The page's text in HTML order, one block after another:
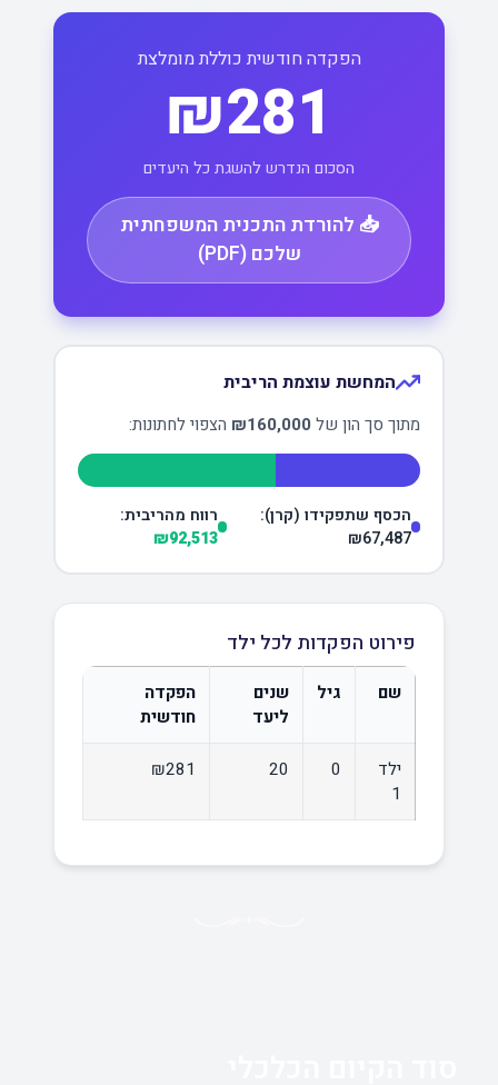
הפקדה חודשית כוללת מומלצת
₪281
הסכום הנדרש להשגת כל היעדים
📥 להורדת התכנית המשפחתית
שלכם (PDF)
המחשת עוצמת הריבית
מתוך סך הון של₪160,000 הצפוי לחתונות:
הכסף שתפקידו (קרן):
₪67,487
רווח מהריבית:
₪92,513
פירוט הפקדות לכל ילד
שם גיל
שנים
ליעד
הפקדה
חודשית
ילד
1
0
20
₪281